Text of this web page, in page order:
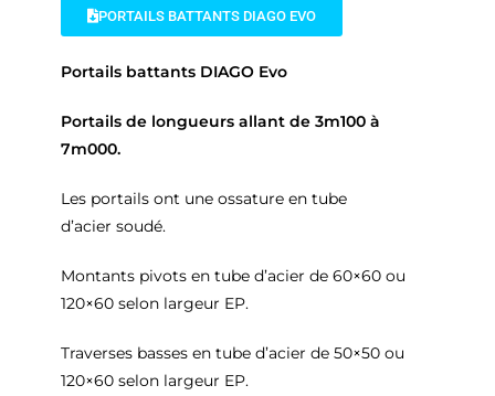
PORTAILS BATTANTS DIAGO EVO
Portails battants DIAGO Evo
Portails de longueurs allant de 3m100 à
7m000.
Les portails ont une ossature en tube
d’acier soudé.
Montants pivots en tube d’acier de 60×60 ou
120×60 selon largeur EP.
Traverses basses en tube d’acier de 50×50 ou
120×60 selon largeur EP.